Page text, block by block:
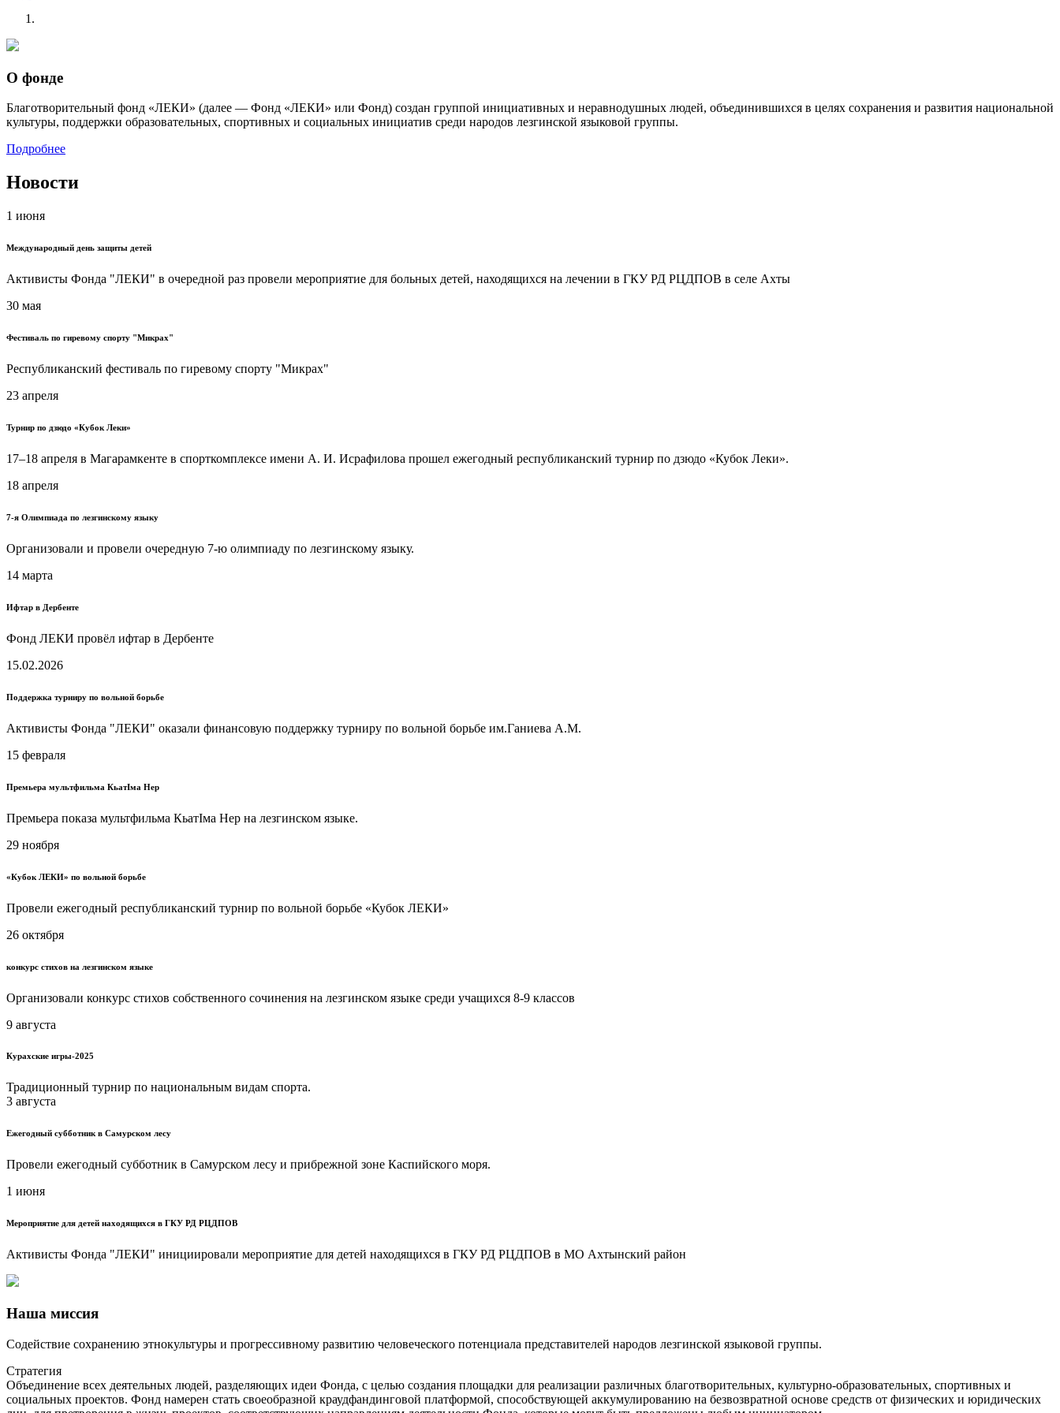
О фонде
Благотворительный фонд «ЛЕКИ» (далее — Фонд «ЛЕКИ» или Фонд) создан группой инициативных и неравнодушных людей, объединившихся в целях сохранения и развития национальной
культуры, поддержки образовательных, спортивных и социальных инициатив среди народов лезгинской языковой группы.
Подробнее
Новости
1 июня
Международный день защиты детей
Активисты Фонда "ЛЕКИ" в очередной раз провели мероприятие для больных детей, находящихся на лечении в ГКУ РД РЦДПОВ в селе Ахты
30 мая
Фестиваль по гиревому спорту "Микрах"
Республиканский фестиваль по гиревому спорту "Микрах"
23 апреля
Турнир по дзюдо «Кубок Леки»
17–18 апреля в Магарамкенте в спорткомплексе имени А. И. Исрафилова прошел ежегодный республиканский турнир по дзюдо «Кубок Леки».
18 апреля
7-я Олимпиада по лезгинскому языку
Организовали и провели очередную 7-ю олимпиаду по лезгинскому языку.
14 марта
Ифтар в Дербенте
Фонд ЛЕКИ провёл ифтар в Дербенте
15.02.2026
Поддержка турниру по вольной борьбе
Активисты Фонда "ЛЕКИ" оказали финансовую поддержку турниру по вольной борьбе им.Ганиева А.М.
15 февраля
Премьера мультфильма КьатIма Нер
Премьера показа мультфильма КьатIма Нер на лезгинском языке.
29 ноября
«Кубок ЛЕКИ» по вольной борьбе
Провели ежегодный республиканский турнир по вольной борьбе «Кубок ЛЕКИ»
26 октября
конкурс стихов на лезгинском языке
Организовали конкурс стихов собственного сочинения на лезгинском языке среди учащихся 8-9 классов
9 августа
Курахские игры-2025
Традиционный турнир по национальным видам спорта.
3 августа
Ежегодный субботник в Самурском лесу
Провели ежегодный субботник в Самурском лесу и прибрежной зоне Каспийского моря.
1 июня
Мероприятие для детей находящихся в ГКУ РД РЦДПОВ
Активисты Фонда "ЛЕКИ" инициировали мероприятие для детей находящихся в ГКУ РД РЦДПОВ в МО Ахтынский район
Наша миссия
Содействие сохранению этнокультуры и прогрессивному развитию человеческого потенциала представителей народов лезгинской языковой группы.
Стратегия
Объединение всех деятельных людей, разделяющих идеи Фонда, с целью создания площадки для реализации различных благотворительных, культурно-образовательных, спортивных и
социальных проектов. Фонд намерен стать своеобразной краудфандинговой платформой, способствующей аккумулированию на безвозвратной основе средств от физических и юридических